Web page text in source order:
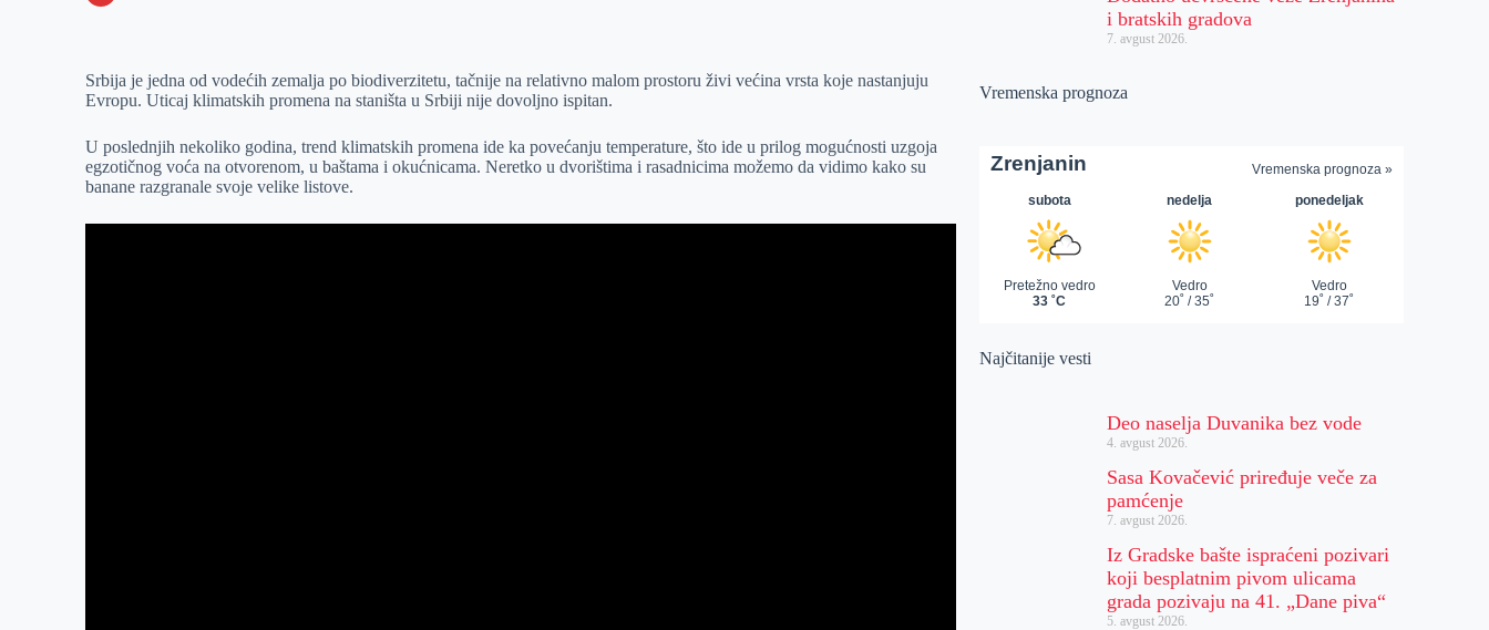
e
I
s
p
p
a
l
Srbija je jedna od vodećih zemalja po biodiverzitetu, tačnije na relativno malom prostoru živi većina vrsta koje nastanjuju
Evropu. Uticaj klimatskih promena na staništa u Srbiji nije dovoljno ispitan.
U poslednjih nekoliko godina, trend klimatskih promena ide ka povećanju temperature, što ide u prilog mogućnosti uzgoja
egzotičnog voća na otvorenom, u baštama i okućnicama. Neretko u dvorištima i rasadnicima možemo da vidimo kako su
banane razgranale svoje velike listove.
i bratskih gradova
7. avgust 2026.
Vremenska prognoza
Najčitanije vesti
Deo naselja Duvanika bez vode
4. avgust 2026.
Sasa Kovačević priređuje veče za
pamćenje
7. avgust 2026.
Iz Gradske bašte ispraćeni pozivari
koji besplatnim pivom ulicama
grada pozivaju na 41. „Dane piva“
5. avgust 2026.